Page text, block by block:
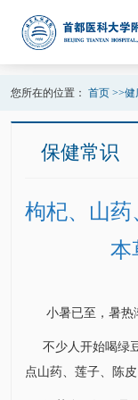
您所在的位置： 首页>>健
保健常识
枸杞、山
本
小暑已至，暑热
不少人开始喝绿
点山药、莲子、陈